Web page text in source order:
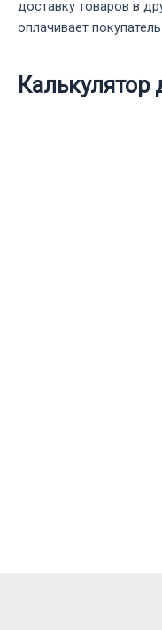
доставку товаров в
оплачивает
Калькулятор